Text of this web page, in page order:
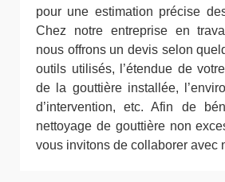
pour une estimation précise
Chez notre entreprise en
nous offrons un devis selon
outils utilisés, l’étendue de
de la gouttière installée,
d’intervention, etc. Afin de
nettoyage de gouttière non
vous invitons de collaborer avec